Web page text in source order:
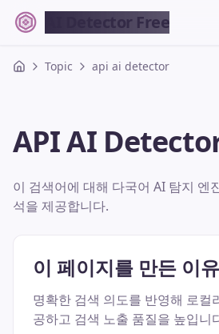
AI Detector Free
Topic api ai detector
API AI
이 검색어에 대해 다국어 AI 탐지 엔
석을 제공합니다.
이 페이지를 만든 이유
명확한 검색 의도를 반영해 로컬
공하고 검색 노출 품질을 높입니